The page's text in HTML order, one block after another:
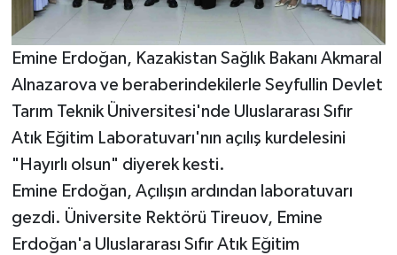
Emine Erdoğan, Kazakistan Sağlık Bakanı Akmaral
Alnazarova ve beraberindekilerle Seyfullin Devlet
Tarım Teknik Üniversitesi'nde Uluslararası Sıfır
Atık Eğitim Laboratuvarı'nın açılış kurdelesini
"Hayırlı olsun" diyerek kesti.
Emine Erdoğan, Açılışın ardından laboratuvarı
gezdi. Üniversite Rektörü Tireuov, Emine
Erdoğan'a Uluslararası Sıfır Atık Eğitim